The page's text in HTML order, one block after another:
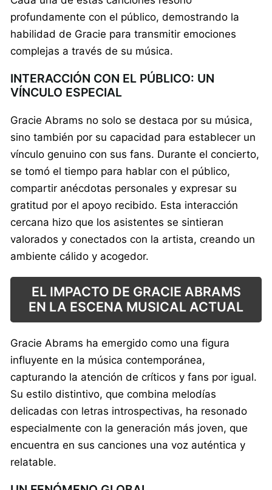
profundamente con el público, demostrando la
habilidad de Gracie para transmitir emociones
complejas a través de su música.
INTERACCIÓN CON EL PÚBLICO: UN
VÍNCULO ESPECIAL
Gracie Abrams no solo se destaca por su música,
sino también por su capacidad para establecer un
vínculo genuino con sus fans. Durante el concierto,
se tomó el tiempo para hablar con el público,
compartir anécdotas personales y expresar su
gratitud por el apoyo recibido. Esta interacción
cercana hizo que los asistentes se sintieran
valorados y conectados con la artista, creando un
ambiente cálido y acogedor.
EL IMPACTO DE GRACIE ABRAMS
EN LA ESCENA MUSICAL ACTUAL
Gracie Abrams ha emergido como una figura
influyente en la música contemporánea,
capturando la atención de críticos y fans por igual.
Su estilo distintivo, que combina melodías
delicadas con letras introspectivas, ha resonado
especialmente con la generación más joven, que
encuentra en sus canciones una voz auténtica y
relatable.